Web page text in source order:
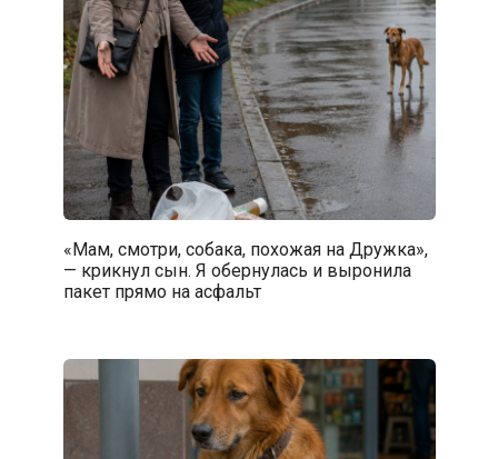
«Мам, смотри, собака, похожая на Дружка»,
— крикнул сын. Я обернулась и выронила
пакет прямо на асфальт